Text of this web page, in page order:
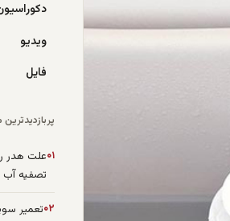
ویدیو
فایل
۰۱علت هدر
تصفیه آب
۰۲تعمیر